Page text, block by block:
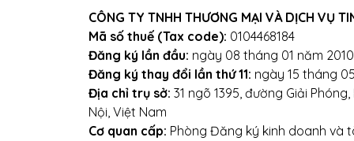
Mọi yêu cầu đặt hàng,
Địa chỉ: Số 153 Lê Thanh
CÔNG TY TNHH THƯƠNG MẠI VÀ DỊCH VỤ
Mã số thuế (Tax code): 0104468184
Đăng ký lần đầu: ngày 08 tháng 01 năm 2010
Đăng ký thay đổi lần thứ 11: ngày 15 tháng
Địa chỉ trụ sở: 31 ngõ 1395, đường Giải
Nội, Việt Nam
Cơ quan cấp: Phòng Đăng ký kinh doanh và